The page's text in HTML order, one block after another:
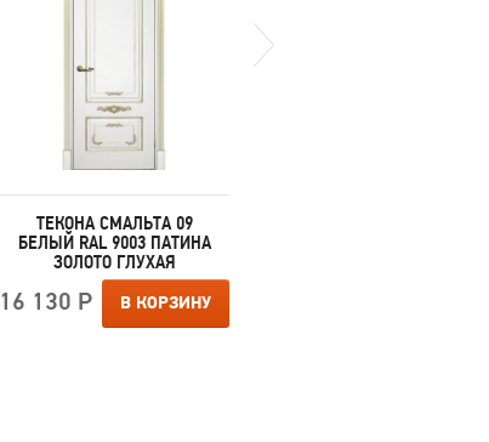
ТЕКОНА СМАЛЬТА 09
БЕЛЫЙ RAL 9003 ПАТИНА
ЗОЛОТО ГЛУХАЯ
16 130 Р В КОРЗИНУ